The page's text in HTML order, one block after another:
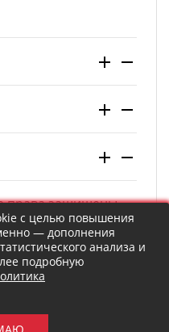
права защищены.
с целью повышения
— дополнения
анализа и
подробную